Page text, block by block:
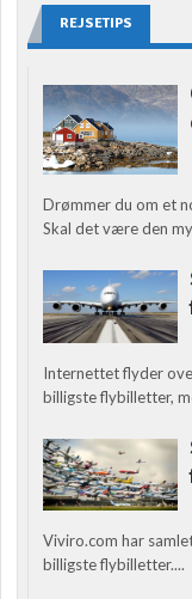
REJSETIPS
Drømmer du om et
Skal det være den
Internettet flyder
billigste flybilletter,
Viviro.com har
billigste flybilletter....